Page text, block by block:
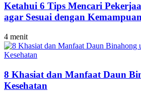
Ketahui 6 Tips Mencari
agar Sesuai dengan
4 menit
Kesehatan
8 Khasiat dan Manfaat Daun
Kesehatan